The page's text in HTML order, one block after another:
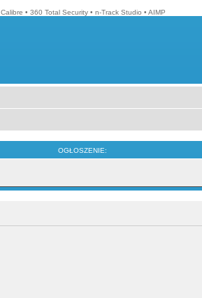
Calibre • 360 Total Security • n-Track Studio • AIMP
OGŁOSZENIE: